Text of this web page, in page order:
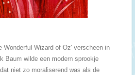
Wonderful Wizard of Oz' verscheen in
Baum wilde een modern sprookje
niet zo moraliserend was als de